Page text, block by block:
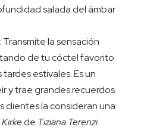
salada del ámbar
: Transmite la sensación
de tu cóctel favorito
estivales. Es un
y trae grandes recuerdos
clientes la consideran una
Kirkede Tiziana Terenzi.